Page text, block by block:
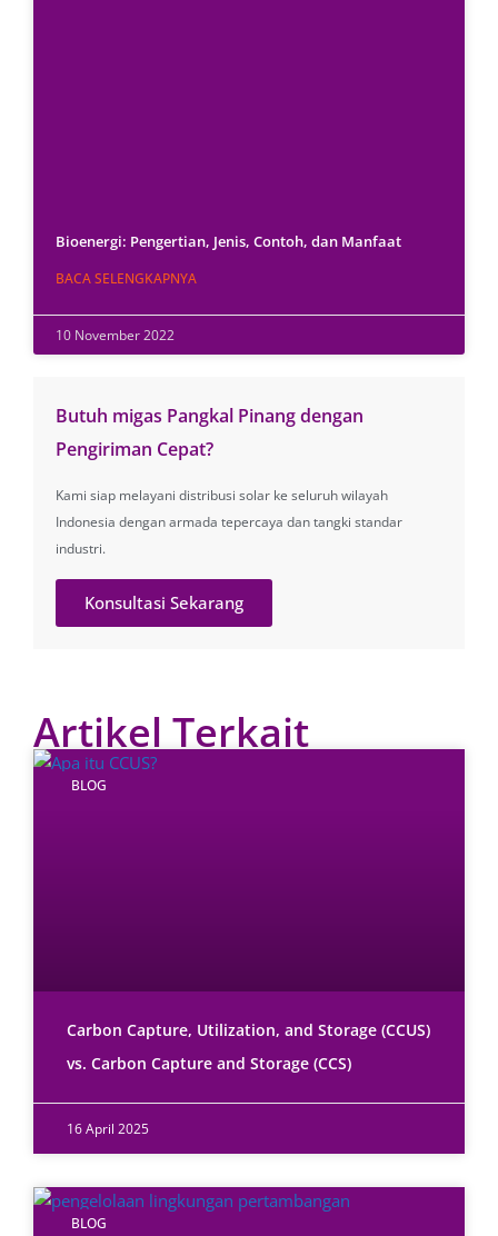
Bioenergi: Pengertian, Jenis, Contoh, dan Manfaat
BACA SELENGKAPNYA
10 November 2022
Butuh migas Pangkal Pinang dengan
Pengiriman Cepat?
Kami siap melayani distribusi solar ke seluruh wilayah
Indonesia dengan armada tepercaya dan tangki standar
industri.
Konsultasi Sekarang
Artikel Terkait
BLOG
Carbon Capture, Utilization, and Storage (CCUS)
vs. Carbon Capture and Storage (CCS)
16 April 2025
BLOG